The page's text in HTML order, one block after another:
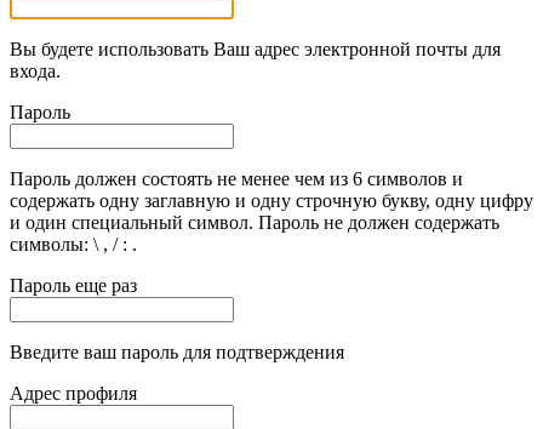
Вы будете использовать Ваш адрес электронной почты для
входа.
Пароль
Пароль должен состоять не менее чем из 6 символов и
содержать одну заглавную и одну строчную букву, одну цифру
и один специальный символ. Пароль не должен содержать
символы: \ , / : .
Пароль еще раз
Введите ваш пароль для подтверждения
Адрес профиля